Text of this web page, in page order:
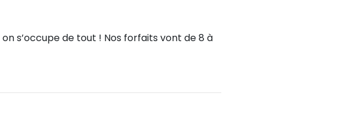
s’occupe de tout ! Nos forfaits vont de 8 à